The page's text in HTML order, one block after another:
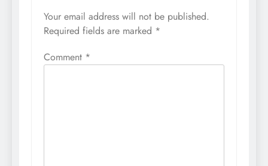
Your email address will not be published.
Required fields are marked *
Comment *